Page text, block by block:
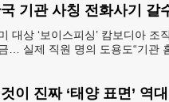
대상 ‘보이스피싱’ 캄보디아 조
… 실제 직원 명의 도용도“기관